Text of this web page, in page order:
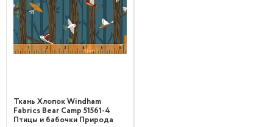
Ткань Хлопок Windham
Fabrics Bear Camp 51561-4
Птицы и бабочки Природа